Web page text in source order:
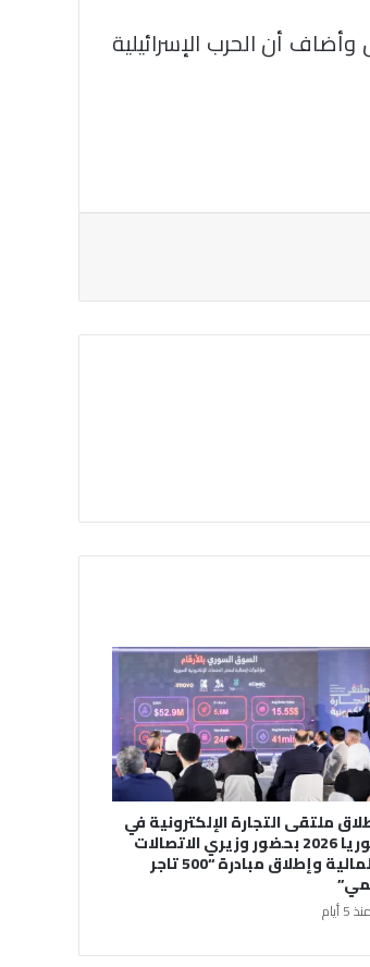
أن الحرب الإسرائيلية
ملتقى التجارة الإلكترونية في
سوريا 2026 بحضور وزيري الاتصالات
والمالية وإطلاق مبادرة “500 تاجر
منذ 5 أيام